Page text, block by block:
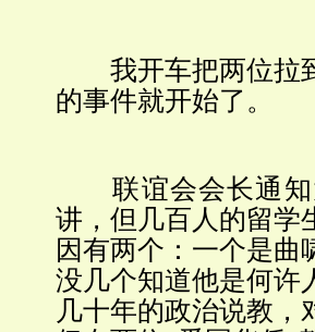
我开车把两位拉到
的事件就开始了。
联谊会会长通知
讲，但几百人的留学
因有两个：一个是曲
没几个知道他是何许
几十年的政治说教